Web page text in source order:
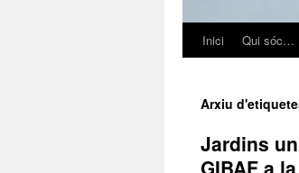
Inici Qui sóc…
Arxiu
Jardins
GIBAF a